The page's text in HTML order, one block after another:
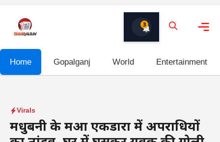
content
3
Home Gopalganj World Entertainment
Virals
मधुबनी के महुआ एकडारा में अपराधियों